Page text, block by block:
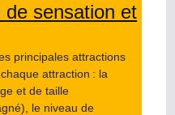
de sensation et
principales attractions
attraction : la
et de taille
le niveau de